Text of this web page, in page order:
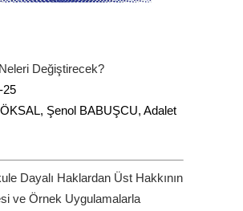
Değiştirecek?
25
Şenol BABUŞCU, Adalet
Dayalı Haklardan Üst Hakkının
ve Örnek Uygulamalarla